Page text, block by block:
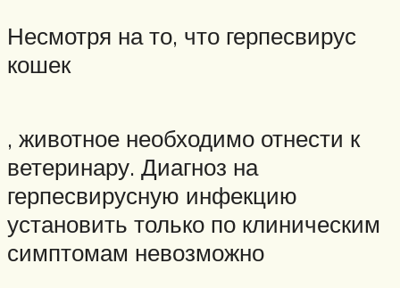
Несмотря на то, что герпесвирус
кошек
, животное необходимо отнести к
ветеринару. Диагноз на
герпесвирусную инфекцию
установить только по клиническим
симптомам невозможно